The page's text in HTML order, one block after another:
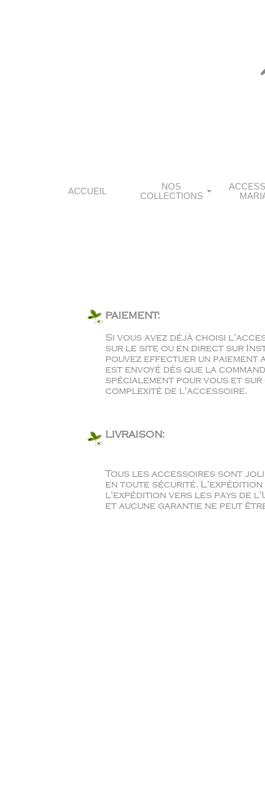
ACCUEIL
NOS
COLLECTIONS
PAIEMENT:
Si vous avez déjà choisi
sur le site ou en direct sur
pouvez effectuer un paiement
est envoyé dès que la
spécialement pour vous et sur
complexité de l'accessoire.
LIVRAISON:
Tous les accessoires sont
en toute sécurité.
l'expédition vers les pays de
et aucune garantie ne peut